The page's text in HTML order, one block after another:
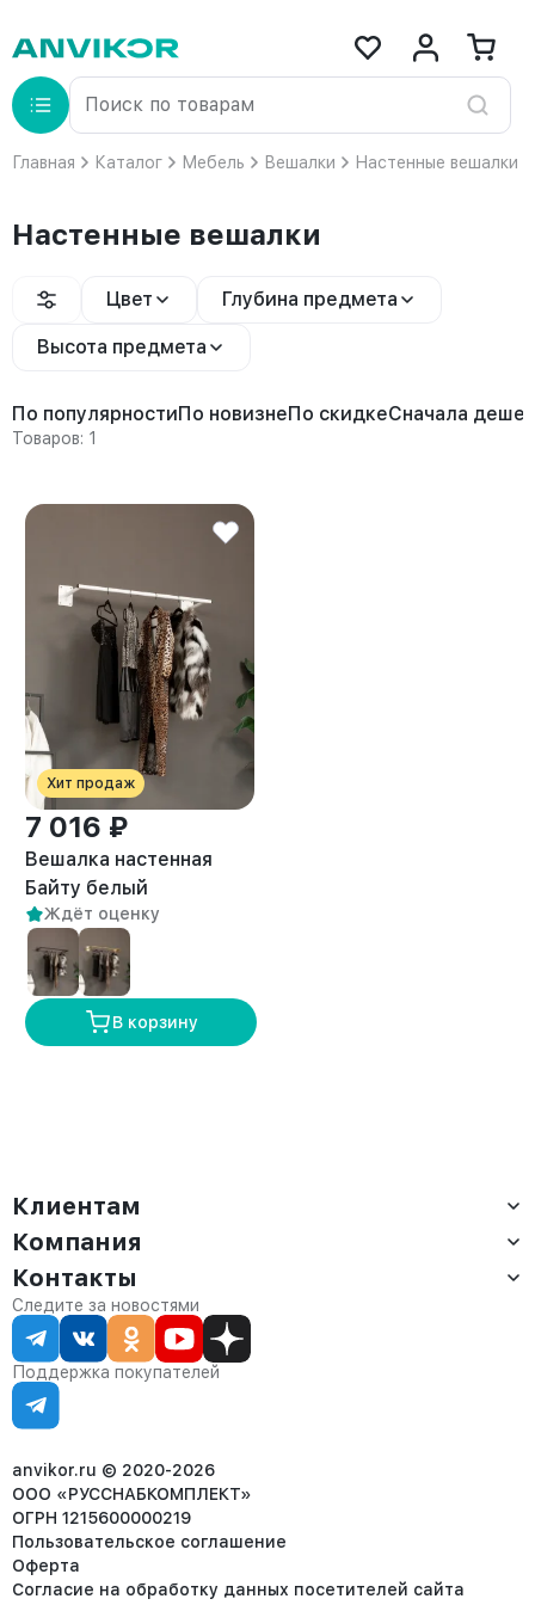
Главная Каталог Мебель Вешалки Настенные вешалки
Настенные вешалки
Цвет Глубина предмета
Высота предмета
По популярностиПо новизнеПо скидкеСначала
Товаров: 1
Хит продаж
7 016 ₽
Вешалка настенная
Байту белый
Ждёт оценку
В корзину
Клиентам
Доставка
Оплата
Сервис
Статус заказа
Статьи
Компания
О компании
Контакты
Партнёрам
Контакты
Отдел продаж:
8 (800) 234-22-62
corp@anvikor.ru
Ежедневно, с 7:00-19:00 (МСК)
Отдел рекламации:
8 (953) 455-25-61
Следите за новостями
Поддержка покупателей
anvikor.ru © 2020-2026
ООО «РУССНАБКОМПЛЕКТ»
ОГРН 1215600000219
Пользовательское соглашение
Оферта
Согласие на обработку данных посетителей сайта